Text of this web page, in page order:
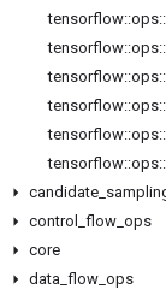
tensorflow::ops::
tensorflow::ops::
tensorflow::ops::
tensorflow::ops::
tensorflow::ops::
tensorflow::ops::
candidate
control
flow ops
core
data flow ops